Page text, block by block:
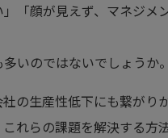
」「顔が見えず、マネジ
いのではないでしょうか。
の生産性低下にも繋がり
れらの課題を解決する方